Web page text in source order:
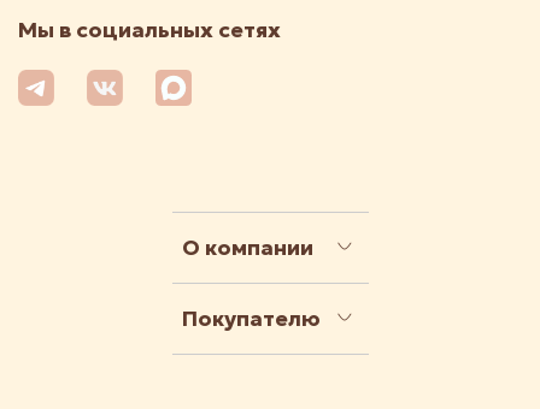
О компании
Покупателю
Мы в социальных сетях